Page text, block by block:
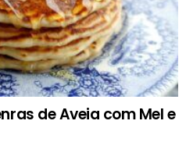
de Aveia com Mel e